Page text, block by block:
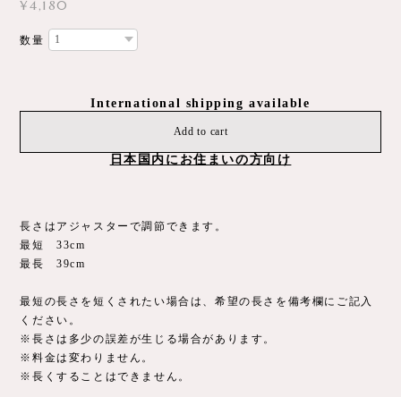
¥4,180
数量
International shipping available
Add to cart
日本国内にお住まいの方向け
長さはアジャスターで調節できます。
最短 33cm
最長 39cm
最短の長さを短くされたい場合は、希望の長さを備考欄にご記入
ください。
※長さは多少の誤差が生じる場合があります。
※料金は変わりません。
※長くすることはできません。